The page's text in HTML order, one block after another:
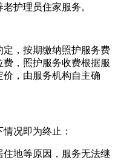
护理员住家服务。
，按期缴纳照护服务费
，照护服务收费根据服
，由服务机构自主确
况即为终止：
住地等原因，服务无法继